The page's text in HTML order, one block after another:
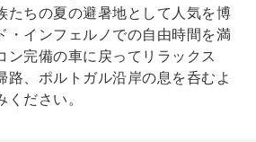
たちの夏の避暑地として人気を博
・インフェルノでの自由時間を満
ン完備の車に戻ってリラックス
路、ポルトガル沿岸の息を呑むよ
ください。